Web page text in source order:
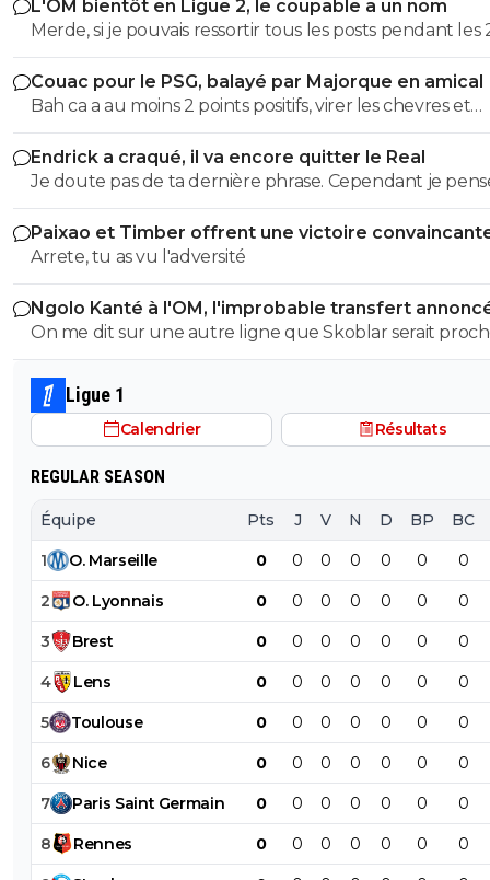
L'OM bientôt en Ligue 2, le coupable a un nom
Merde, si je pouvais ressortir tous les posts pendant les
dernieres années ou je denoncais cet imposteur ... et
insultes de ses groupies qui voulaient me faire avaler sa
semence comme eux ...
Couac pour le PSG, balayé par Majorque en amical
Bah ca a au moins 2 points positifs, virer les chevres et
démeloniser les autres, c’est plutot bien vu.
Endrick a craqué, il va encore quitter le Real
Je doute pas de ta dernière phrase. Cependant je pense
qu'on a d'autres problèmes en ce moment que ca.
Paixao et Timber offrent une victoire
l'OM
Arrete, tu as vu l'adversité
Ngolo Kanté à l'OM, l'improbable transfert
Turquie
On me dit sur une autre ligne que Skoblar serait
remettre les crampons.
Ligue 1
Calendrier Résultats
REGULAR SEASON
Équipe Pts J V N D BP BC
1 O. Marseille 0 0 0 0 0 0 0
2 O. Lyonnais 0 0 0 0 0 0 0
3 Brest 0 0 0 0 0 0 0
4 Lens 0 0 0 0 0 0 0
5 Toulouse 0 0 0 0 0 0 0
6 Nice 0 0 0 0 0 0 0
7 Paris Saint Germain 0 0 0 0 0 0 0
8 Rennes 0 0 0 0 0 0 0